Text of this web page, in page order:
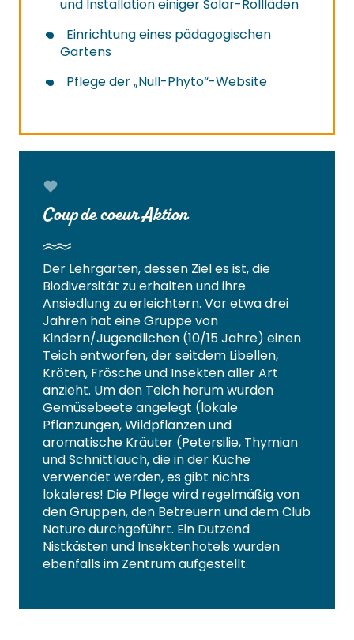
und Installation einiger Solar-Rollläden
Einrichtung eines pädagogischen
Gartens
Pflege der „Null-Phyto“-Website
Coup de coeur Aktion
Der Lehrgarten, dessen Ziel es ist, die
Biodiversität zu erhalten und ihre
Ansiedlung zu erleichtern. Vor etwa drei
Jahren hat eine Gruppe von
Kindern/Jugendlichen (10/15 Jahre) einen
Teich entworfen, der seitdem Libellen,
Kröten, Frösche und Insekten aller Art
anzieht. Um den Teich herum wurden
Gemüsebeete angelegt (lokale
Pflanzungen, Wildpflanzen und
aromatische Kräuter (Petersilie, Thymian
und Schnittlauch, die in der Küche
verwendet werden, es gibt nichts
lokaleres! Die Pflege wird regelmäßig von
den Gruppen, den Betreuern und dem Club
Nature durchgeführt. Ein Dutzend
Nistkästen und Insektenhotels wurden
ebenfalls im Zentrum aufgestellt.